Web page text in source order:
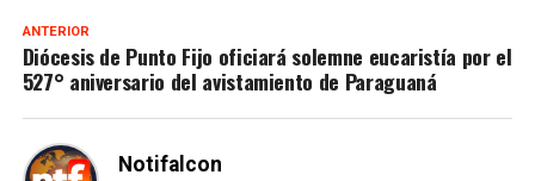
ANTERIOR
Diócesis de Punto Fijo oficiará solemne eucaristía por el
527° aniversario del avistamiento de Paraguaná
Notifalcon